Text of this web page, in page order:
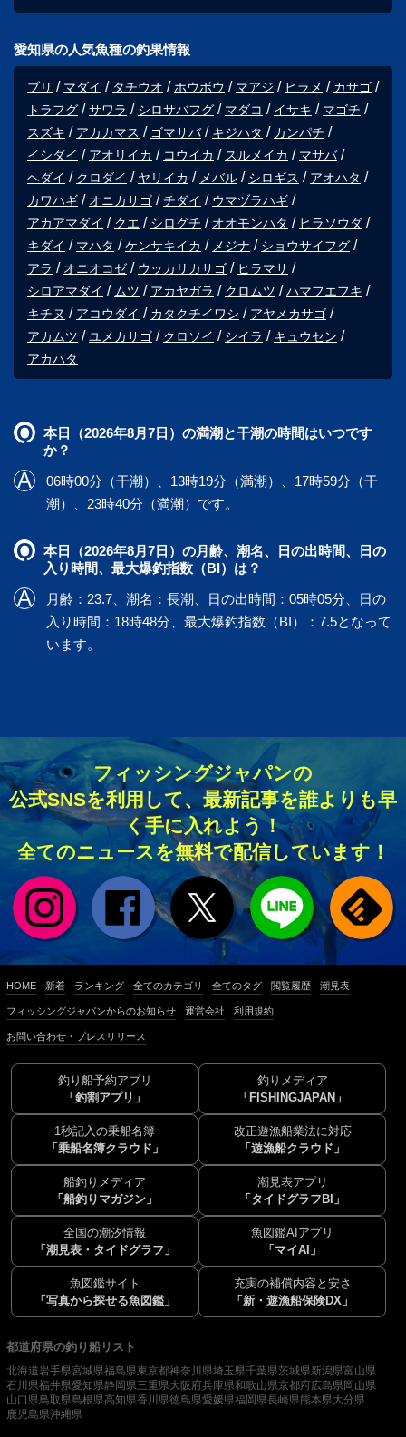
愛知県の人気魚種の釣果情報
ブリ マダイ タチウオ ホウボウ マアジ ヒラメ
カサゴ
トラフグ
サワラ シロサバフグ マダコ イサキ
マゴチ
スズキ
アカカマス ゴマサバ キジハタ
カンパチ
イシダイ
アオリイカ コウイカ スルメイカ
マサバ
ヘダイ
クロダイ ヤリイカ メバル シロギス
アオハタ
カワハギ
オニカサゴ チダイ
ウマヅラハギ
アカアマダイ
クエ シログチ オオモンハタ
ヒラソウダ
キダイ
マハタ ケンサキイカ メジナ
ショウサイフグ
アラ
オニオコゼ ウッカリカサゴ
ヒラマサ
シロアマダイ
ムツ アカヤガラ クロムツ
ハマフエフキ
キチヌ
アコウダイ カタクチイワシ
アヤメカサゴ
アカムツ
ユメカサゴ クロソイ シイラ
キュウセン
アカハタ
本日（2026年8月7日）の満潮と干潮の時間はいつです
か？
06時00分（干潮）、13時19分（満潮）、17時59分（干
潮）、23時40分（満潮）です。
本日（2026年8月7日）の月齢、潮名、日の出時間、日の
入り時間、最大爆釣指数（BI）は？
月齢：23.7、潮名：長潮、日の出時間：05時05分、日の
入り時間：18時48分、最大爆釣指数（BI）：7.5となって
います。
フィッシングジャパンの
公式SNSを利用して、最新記事を誰よりも早
く手に入れよう！
全てのニュースを無料で配信しています！
HOME 新着 ランキング 全てのカテゴリ 全てのタグ 閲覧履歴 潮見表
フィッシングジャパンからのお知らせ 運営会社 利用規約
お問い合わせ・プレスリリース
釣り船予約アプリ
「釣割アプリ」
釣りメディア
「FISHINGJAPAN」
1秒記入の乗船名簿
「乗船名簿クラウド」
改正遊漁船業法に対応
「遊漁船クラウド」
船釣りメディア
「船釣りマガジン」
潮見表アプリ
「タイドグラフBI」
全国の潮汐情報
「潮見表・タイドグラフ」
魚図鑑AIアプリ
「マイAI」
魚図鑑サイト
「写真から探せる魚図鑑」
充実の補償内容と安さ
「新・遊漁船保険DX」
都道府県の釣り船リスト
北海道岩手県宮城県福島県東京都神奈川県埼玉県千葉県茨城県新潟県富山県
石川県福井県愛知県静岡県三重県大阪府兵庫県和歌山県京都府広島県岡山県
山口県鳥取県島根県高知県香川県徳島県愛媛県福岡県長崎県熊本県大分県
鹿児島県沖縄県